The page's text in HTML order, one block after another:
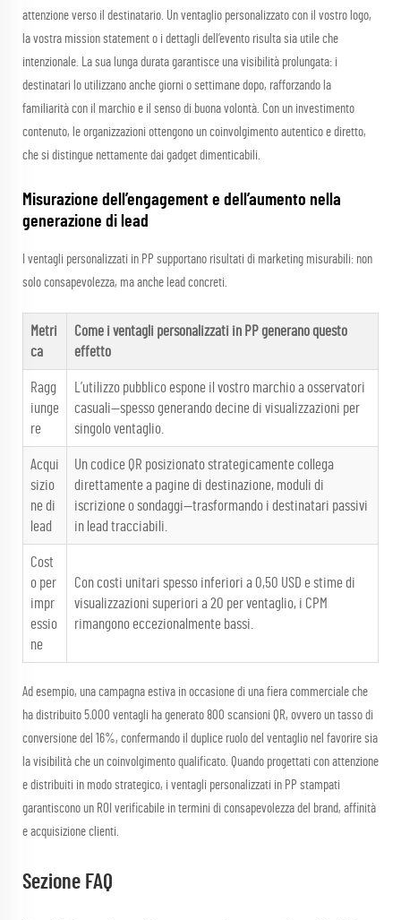
attenzione verso il destinatario. Un ventaglio personalizzato con il vostro logo,
la vostra mission statement o i dettagli dell’evento risulta sia utile che
intenzionale. La sua lunga durata garantisce una visibilità prolungata: i
destinatari lo utilizzano anche giorni o settimane dopo, rafforzando la
familiarità con il marchio e il senso di buona volontà. Con un investimento
contenuto, le organizzazioni ottengono un coinvolgimento autentico e diretto,
che si distingue nettamente dai gadget dimenticabili.
Misurazione dell’engagement e dell’aumento nella
generazione di lead
I ventagli personalizzati in PP supportano risultati di marketing misurabili: non
solo consapevolezza, ma anche lead concreti.
Metri
ca
Come i ventagli personalizzati in PP generano questo
effetto
Ragg
iunge
re
L’utilizzo pubblico espone il vostro marchio a osservatori
casuali—spesso generando decine di visualizzazioni per
singolo ventaglio.
Acqui
sizio
ne di
lead
Un codice QR posizionato strategicamente collega
direttamente a pagine di destinazione, moduli di
iscrizione o sondaggi—trasformando i destinatari passivi
in lead tracciabili.
Cost
o per
impr
essio
ne
Con costi unitari spesso inferiori a 0,50 USD e stime di
visualizzazioni superiori a 20 per ventaglio, i CPM
rimangono eccezionalmente bassi.
Ad esempio, una campagna estiva in occasione di una fiera commerciale che
ha distribuito 5.000 ventagli ha generato 800 scansioni QR, ovvero un tasso di
conversione del 16%, confermando il duplice ruolo del ventaglio nel favorire sia
la visibilità che un coinvolgimento qualificato. Quando progettati con attenzione
e distribuiti in modo strategico, i ventagli personalizzati in PP stampati
garantiscono un ROI verificabile in termini di consapevolezza del brand, affinità
e acquisizione clienti.
Sezione FAQ